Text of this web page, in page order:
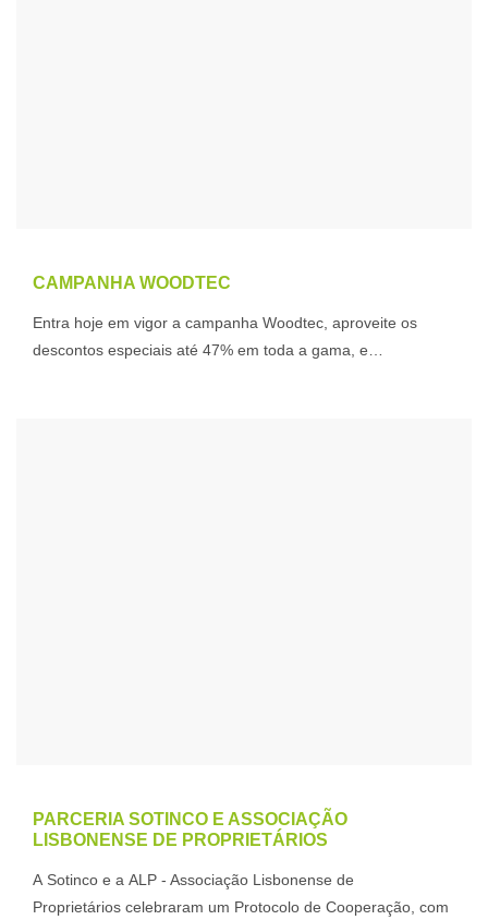
CAMPANHA WOODTEC
Entra hoje em vigor a campanha Woodtec, aproveite os
descontos especiais até 47% em toda a gama, e…
PARCERIA SOTINCO E ASSOCIAÇÃO
LISBONENSE DE PROPRIETÁRIOS
A Sotinco e a ALP - Associação Lisbonense de
Proprietários celebraram um Protocolo de Cooperação, com